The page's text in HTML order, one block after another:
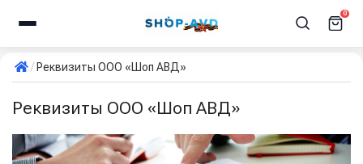
0
Реквизиты ООО «Шоп АВД»
Реквизиты ООО «Шоп АВД»